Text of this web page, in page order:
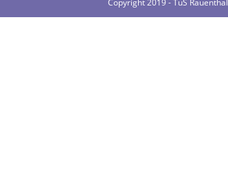
Copyright 2019 - TuS Rauenthal